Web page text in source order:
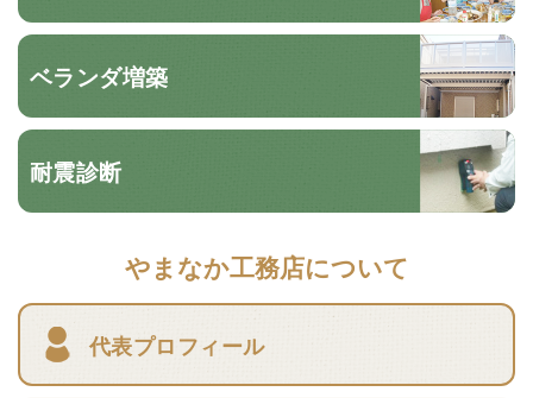
ベランダ増築
耐震診断
やまなか工務店について
代表プロフィール